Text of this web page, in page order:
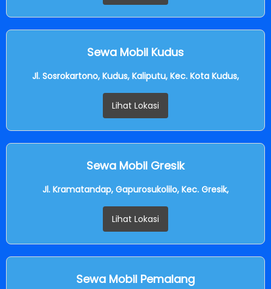
Sewa Mobil Kudus
Jl. Sosrokartono, Kudus, Kaliputu, Kec. Kota Kudus,
Lihat Lokasi
Sewa Mobil Gresik
Jl. Kramatandap, Gapurosukolilo, Kec. Gresik,
Lihat Lokasi
Sewa Mobil Pemalang